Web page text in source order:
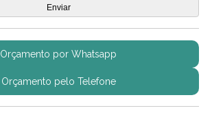
Orçamento por Whatsapp
Orçamento pelo Telefone